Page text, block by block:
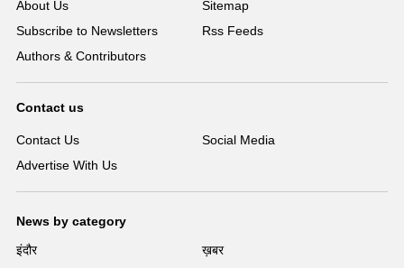
About Us
Sitemap
Subscribe to Newsletters
Rss Feeds
Authors & Contributors
Contact us
Contact Us
Social Media
Advertise With Us
News by category
इंदौर
ख़बर